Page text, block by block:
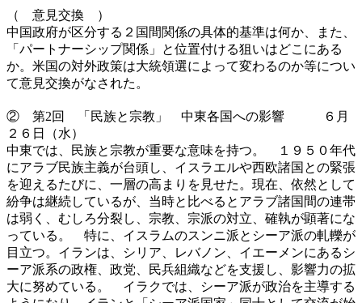
（ 意見交換 ）
中国政府が区分する２国間関係の具体的基準は何か、また、
「パートナーシップ関係」と位置付ける狙いはどこにある
か。米国の対外政策は大統領選によって変わるのか等につい
て意見交換がなされた。
② 第2回 「民族と宗教」 中東各国への影響 ６月
２６日（水）
中東では、民族と宗教が重要な意味を持つ。 １９５０年代
にアラブ民族主義が台頭し、イスラエルや西欧諸国との緊張
を迎えるたびに、一層の高まりを見せた。現在、依然として
紛争は継続しているが、当時と比べるとアラブ諸国間の連帯
は弱く、むしろ分裂し、宗教、宗派の対立、確執が顕著にな
っている。 特に、イスラムのスンニ派とシーア派の軋轢が
目立つ。イランは、シリア、レバノン、イエーメンにあるシ
ーア派系の政権、政党、民兵組織などを支援し、影響力の拡
大に努めている。 イラクでは、シーア派が政治を主導する